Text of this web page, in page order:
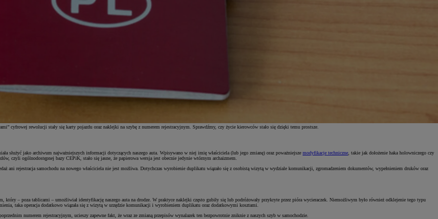
cyfrowej rewolucji stały się karty pojazdu oraz naklejki na szybę z numerem rejestracyjnym. Sprawdźmy, czy życie kierowców stało się dzięki temu prostsze.
służyć jako archiwum najważniejszych informacji dotyczących naszego auta. Wpisywano w niej imię właściciela (lub jego zmianę) oraz poważniejsze modyfikacje techniczne , takie jak dołożenie haka holowniczego czy
czyli ogólnodostępnej bazy CEPiK, stało się jasne, że papierowa wersja jest obecnie jedynie wtórnym archaizmem.
ani rejestracja samochodu na nowego właściciela nie jest możliwa. Dotychczas wyrobienie duplikatu wiązało się z osobistą wizytą w wydziale komunikacji, zgromadzeniem dokumentów, wypełnieniem druków oraz
– poza tablicami – umożliwiał identyfikację naszego auta na drodze. W praktyce naklejki często gubiły się lub podróżowały przykryte przez pióra wycieraczek. Niemożliwym było również odklejenie tego typu
taka operacja dodatkowo wiązała się z wizytą w urzędzie komunikacji i wyrobieniem duplikatu oraz dodatkowymi kosztami.
numerem rejestracyjnym, ucieszy zapewne fakt, że wraz ze zmianą przepisów wynalazek ten bezpowrotnie zniknie z naszych szyb w samochodzie.